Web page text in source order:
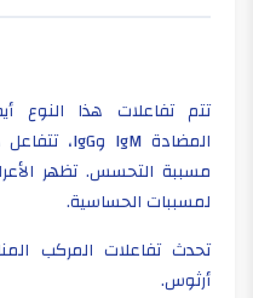
تتم تفاعلات هذا النوع
المضادة IgM وIgG،
مسببة التحسس. تظهر
لمسببات الحساسية.
تحدث تفاعلات المركب
أرثوس.